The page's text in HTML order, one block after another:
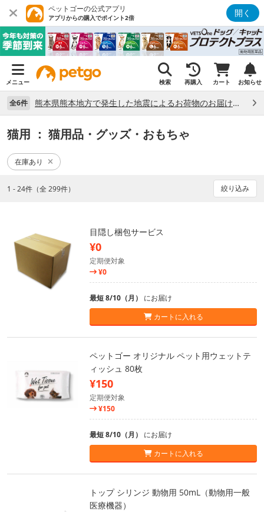
ペットゴーの公式アプリ
アプリからの購入でポイント2倍 開く
メニュー 検索 再購入 カート お知らせ
全6件 熊本県熊本地方で発生した地震によるお荷物のお届け状況について （7/28）
猫用 ： 猫用品・グッズ・おもちゃ
在庫あり
1 - 24件（全 299件） 絞り込み
目隠し梱包サービス
¥0
定期便対象
¥0
最短 8/10（月） にお届け
カートに入れる
ペットゴー オリジナル ペット用ウェットテ
ィッシュ 80枚
¥150
定期便対象
¥150
最短 8/10（月） にお届け
カートに入れる
トップ シリンジ 動物用 50mL（動物用一般
医療機器）